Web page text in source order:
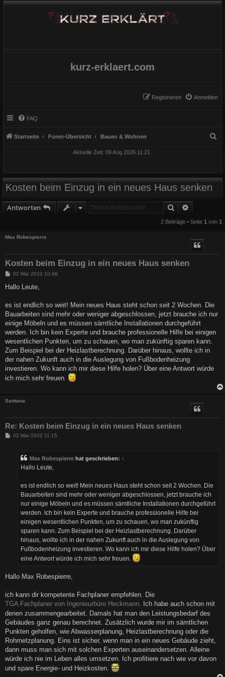
kurz-erklaert.com
Anmelden
Registrieren
FAQ
Startseite Foren-Übersicht Bauen & Wohnen
Aktuelle Zeit: 09 Aug 2026 11:21
Kosten beim Einzug in ein neues Haus senken
Antworten Suche
2 Beiträge • Seite 1 von 1
Max Robespierre
Kosten beim Einzug in ein neues Haus senken
B
i
a
02 Mär 2022 10:48
Hallo Leute,
es ist endlich so weit! Mein neues Haus steht schon seit 2 Wochen. Die
Bauarbeiten sind mehr oder weniger abgeschlossen, jetzt brauche ich nur
einige Möbeln und es müssen sämtliche Installationen durchgeführt
werden. Ich bin kein Experte und brauche professionelle Hilfe bei einigen
wesentlichen Punkten, um zu schauen, wo man zukünftig sparen kann.
Zum Beispiel bei der Heizlastberechnung. Darüber hinaus, wollte ich in
der nahen Zukunft auch in die Auslegung von Fußbodenheizung
investieren. Wo kann ich mir diese Hilfe holen? Über eine Antwort würde
ich mich sehr freuen.
Santana
Re: Kosten beim Einzug in ein neues Haus senken
B02 Mär 2022 11:15
Max Robespierre hat geschrieben: ↑
Hallo Leute,
es ist endlich so weit! Mein neues Haus steht schon seit 2 Wochen. Die
Bauarbeiten sind mehr oder weniger abgeschlossen, jetzt brauche ich
nur einige Möbeln und es müssen sämtliche Installationen durchgeführt
werden. Ich bin kein Experte und brauche professionelle Hilfe bei
einigen wesentlichen Punkten, um zu schauen, wo man zukünftig
sparen kann. Zum Beispiel bei der Heizlastberechnung. Darüber
hinaus, wollte ich in der nahen Zukunft auch in die Auslegung von
Fußbodenheizung investieren. Wo kann ich mir diese Hilfe holen? Über
eine Antwort würde ich mich sehr freuen.
Hallo Max Robespierre,
ich kann dir kompetente Fachplaner empfehlen. Die
TGA Fachplaner von Ingenieurbüro Heckmann. Ich habe auch schon mit
denen zusammengearbeitet. Damals hat man den Leistungsbedarf des
Gebäudes ganz genau berechnet. Zusätzlich wurde mir im sämtlichen
Punkten geholfen, wie Abwasserplanung, Heizlastberechnung oder die
Rohrnetzplanung. Eins ist sicher, wenn man in ein neues Gebäude zieht,
dann muss man sich mit solchen Experten auseinandersetzen. Alleine
würde ich nie im Leben alles umsetzen. Ich profitiere nach wie vor davon
und spare Energie- und Heizkosten.